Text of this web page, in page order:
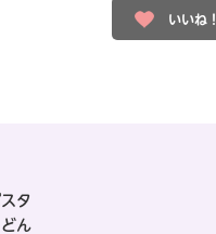
いいね！
タ
ん